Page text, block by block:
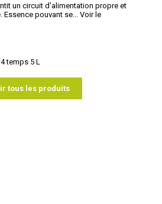
un circuit d'alimentation propre et
pouvant se...
Voir le
temps 5 L
tous les produits